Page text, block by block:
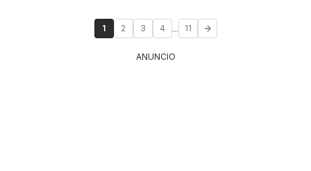
1 2 3 4 ... 11
ANUNCIO